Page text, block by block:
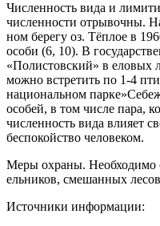
Численность вида и
численности от­рывочны.
ном берегу оз. Тёплое в
особи (6, 10). В
«Полистовский» в еловых
можно встре­тить по 1-4
наци­ональном
особей, в том числе пара,
численность вида влияет
беспокойство человеком.
Меры охраны. Необходимо
ельников, смешанных
Источники информации: